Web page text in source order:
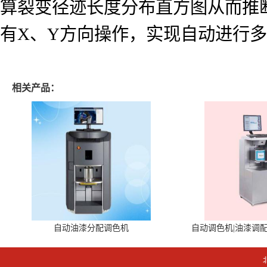
算裂变径迹长度分布直方图从而
有X、Y方向操作，实现自动进行
相关产品：
自动油漆分配调色机 自动调色机|油漆调